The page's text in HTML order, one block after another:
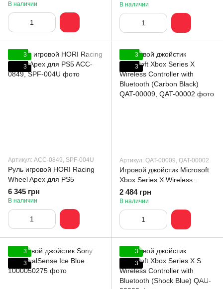
(Velocity Green)
В наличии В наличии
3
3
Артикул: ACC-0849, SPF-004U
Руль игровой HORI Racing
Wheel Apex для PS5
6 345 грн
В наличии
3
3
Артикул: QAT-00009, QAT-00002
Игровой джойстик Microsoft
Xbox Series X Wireless
Controller with Bluetooth
(Carbon Black)
2 484 грн
В наличии
3
3
3
3